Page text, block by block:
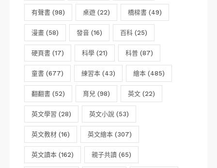
有聲書 (98) 桌遊 (22) 橋樑書 (49)
漫畫 (58) 發音 (16) 百科 (25)
硬頁書 (17) 科學 (21) 科普 (87)
童書 (677) 練習本 (43) 繪本 (485)
翻翻書 (52) 育兒 (98) 英文 (22)
英文學習 (28) 英文小說 (53)
英文教材 (16) 英文繪本 (307)
英文讀本 (162) 親子共讀 (65)